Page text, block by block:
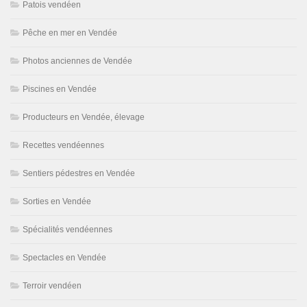
Patois vendéen
Pêche en mer en Vendée
Photos anciennes de Vendée
Piscines en Vendée
Producteurs en Vendée, élevage
Recettes vendéennes
Sentiers pédestres en Vendée
Sorties en Vendée
Spécialités vendéennes
Spectacles en Vendée
Terroir vendéen